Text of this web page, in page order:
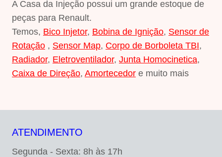
A Casa da Injeção possui um grande estoque de
peças para Renault.
Temos, Bico Injetor, Bobina de Ignição, Sensor de
Rotação , Sensor Map, Corpo de Borboleta TBI,
Radiador, Eletroventilador, Junta Homocinetica,
Caixa de Direção, Amortecedor e muito mais
ATENDIMENTO
Segunda - Sexta: 8h às 17h